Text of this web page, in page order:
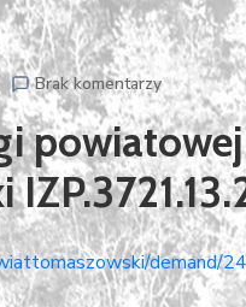
Brak komentarzy
powiatowej
demand/